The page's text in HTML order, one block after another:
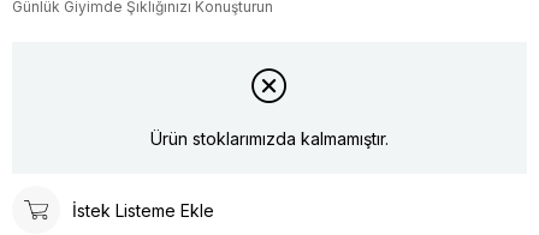
Günlük Giyimde Şıklığınızı Konuşturun
Ürün stoklarımızda kalmamıştır.
İstek Listeme Ekle